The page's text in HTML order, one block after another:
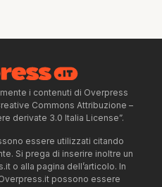
i contenuti di Overpress
Commons Attribuzione –
derivate 3.0 Italia License”.
essere utilizzati citando
Si prega di inserire inoltre un
o alla pagina dell’articolo. In
possono essere